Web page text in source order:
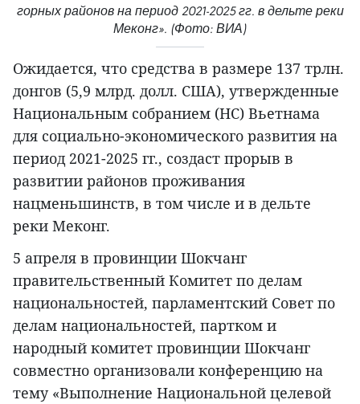
горных районов на период 2021-2025 гг. в дельте реки
Меконг». (Фото: ВИА)
Ожидается, что средства в размере 137 трлн.
донгов (5,9 млрд. долл. США), утвержденные
Национальным собранием (НС) Вьетнама
для социально-экономического развития на
период 2021-2025 гг., создаст прорыв в
развитии районов проживания
нацменьшинств, в том числе и в дельте
реки Меконг.
5 апреля в провинции Шокчанг
правительственный Комитет по делам
национальностей, парламентский Совет по
делам национальностей, партком и
народный комитет провинции Шокчанг
совместно организовали конференцию на
тему «Выполнение Национальной целевой